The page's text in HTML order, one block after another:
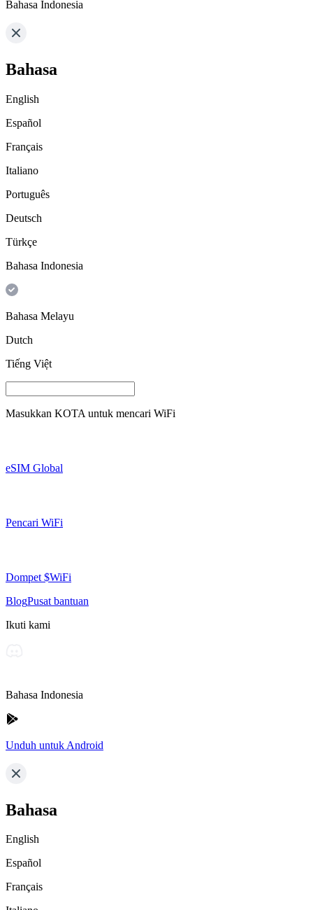
Bahasa Indonesia
Bahasa
English
Español
Français
Italiano
Português
Deutsch
Türkçe
Bahasa Indonesia
Bahasa Melayu
Dutch
Tiếng Việt
Masukkan KOTA untuk mencari WiFi
eSIM Global
Pencari WiFi
Dompet $WiFi
BlogPusat bantuan
Ikuti kami
Bahasa Indonesia
Unduh untuk Android
Bahasa
English
Español
Français